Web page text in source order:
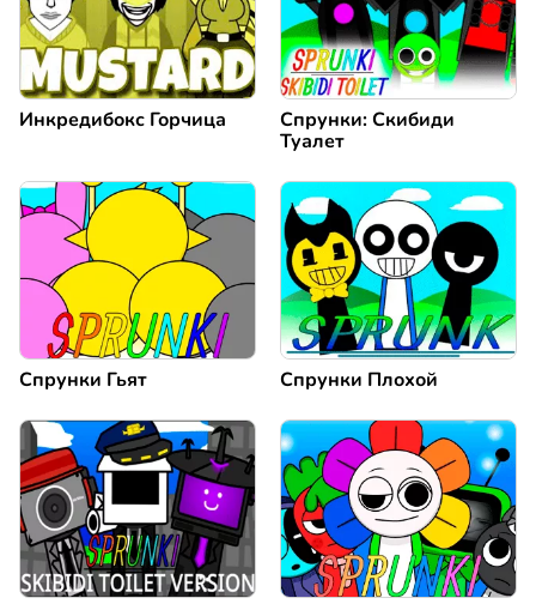
Инкредибокс Горчица
Спрунки: Скибиди
Туалет
Спрунки Гьят Спрунки Плохой